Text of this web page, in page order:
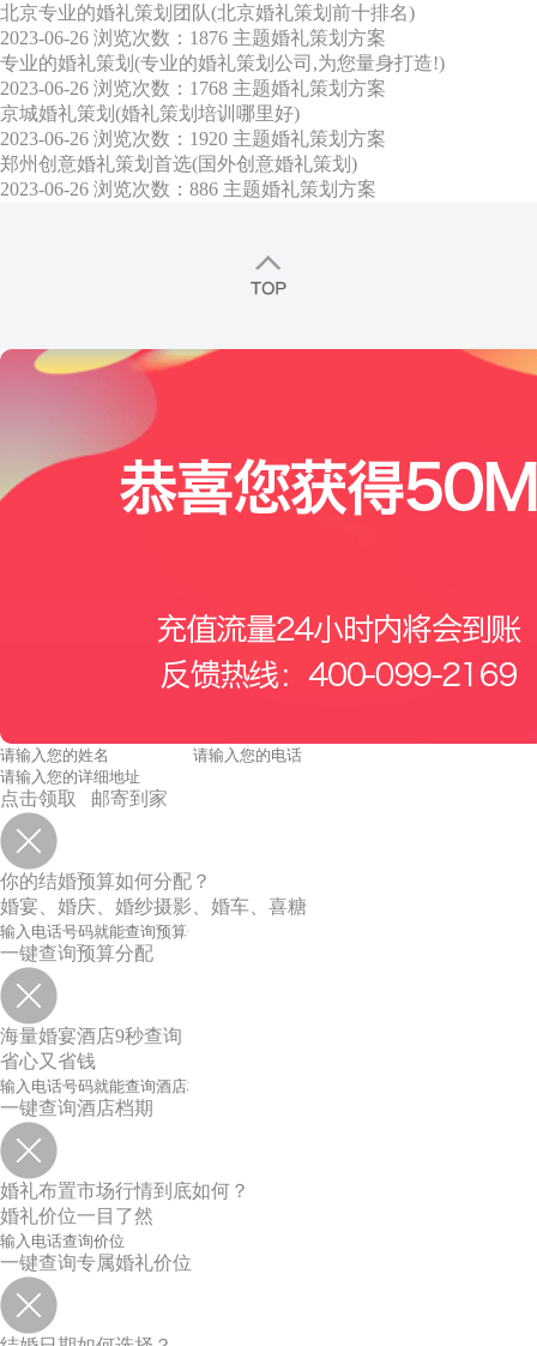
北京专业的婚礼策划团队(北京婚礼策划前十排名)
2023-06-26 浏览次数：1876 主题婚礼策划方案
专业的婚礼策划(专业的婚礼策划公司,为您量身打造!)
2023-06-26 浏览次数：1768 主题婚礼策划方案
京城婚礼策划(婚礼策划培训哪里好)
2023-06-26 浏览次数：1920 主题婚礼策划方案
郑州创意婚礼策划首选(国外创意婚礼策划)
2023-06-26 浏览次数：886 主题婚礼策划方案
点击领取 邮寄到家
你的结婚预算如何分配？
婚宴、婚庆、婚纱摄影、婚车、喜糖
一键查询预算分配
海量婚宴酒店9秒查询
省心又省钱
一键查询酒店档期
婚礼布置市场行情到底如何？
婚礼价位一目了然
一键查询专属婚礼价位